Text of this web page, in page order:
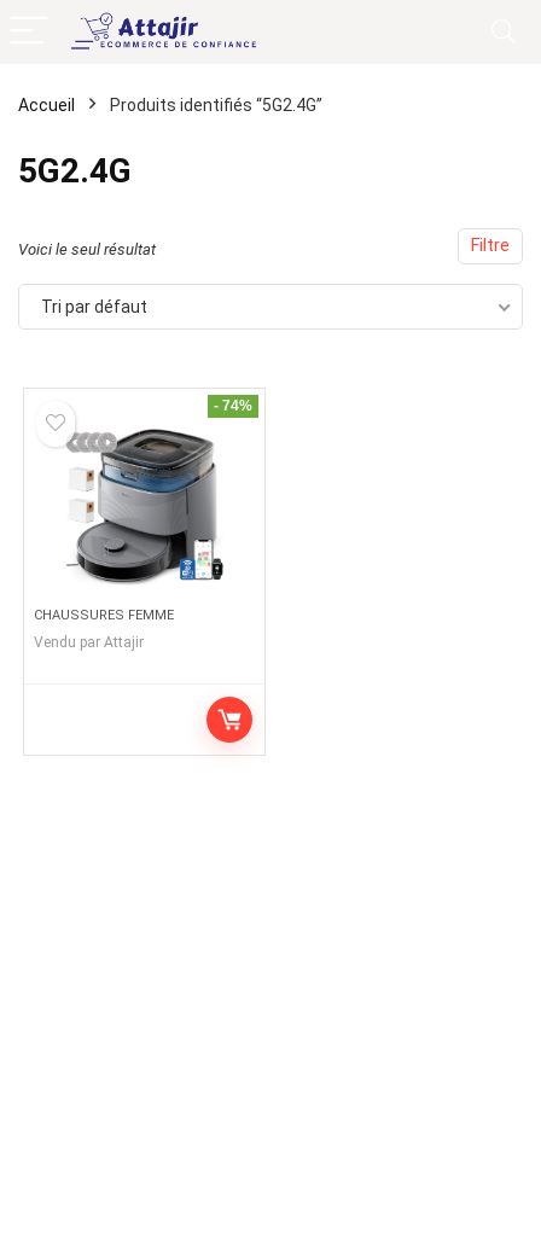
Accueil Produits identifiés “5G2.4G”
5G2.4G
Filtre
Voici le seul résultat
Tri par défaut
- 74%
CHAUSSURES FEMME
Vendu par Attajir